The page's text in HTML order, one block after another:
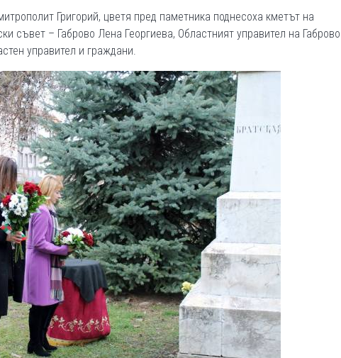
Григорий, цветя пред паметника поднесоха кметът на
съвет – Габрово Лена Георгиева, Областният управител на Габрово
управител и граждани.